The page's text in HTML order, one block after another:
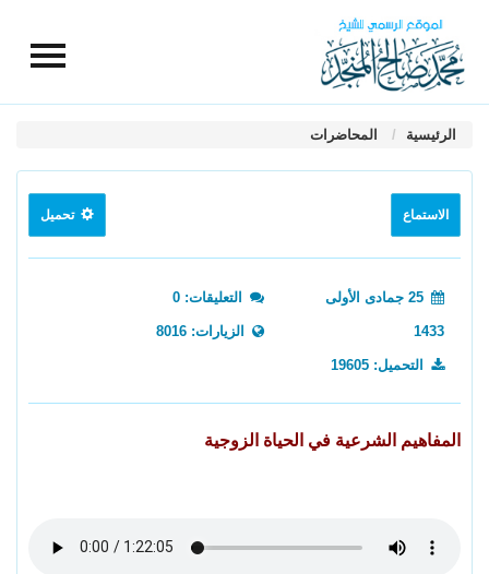
الرئيسية المحاضرات
الاستماع تحميل
25 جمادى الأولى
1433
التعليقات: 0
الزيارات: 8016
التحميل: 19605
المفاهيم الشرعية في الحياة الزوجية